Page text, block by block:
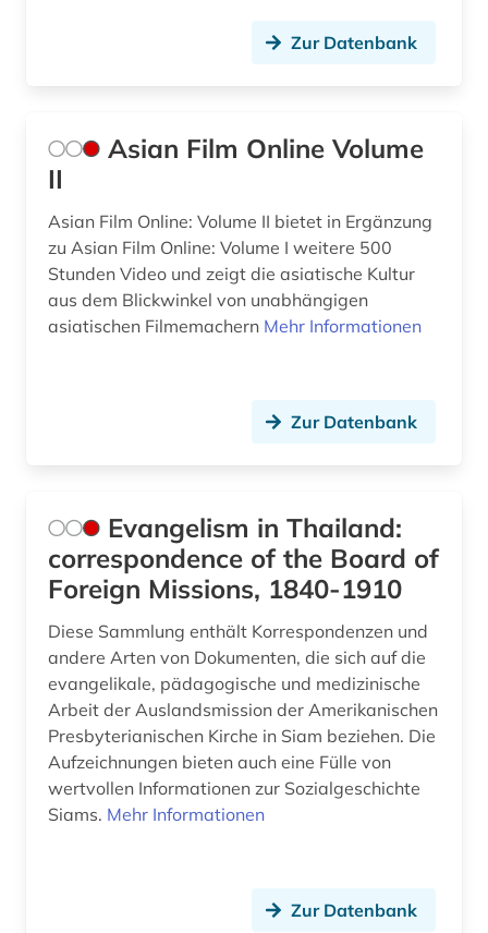
Zur Datenbank
Asian Film Online Volume
II
Asian Film Online: Volume II bietet in Ergänzung
zu Asian Film Online: Volume I weitere 500
Stunden Video und zeigt die asiatische Kultur
aus dem Blickwinkel von unabhängigen
asiatischen Filmemachern Mehr Informationen
Zur Datenbank
Evangelism in Thailand:
correspondence of the Board of
Foreign Missions, 1840-1910
Diese Sammlung enthält Korrespondenzen und
andere Arten von Dokumenten, die sich auf die
evangelikale, pädagogische und medizinische
Arbeit der Auslandsmission der Amerikanischen
Presbyterianischen Kirche in Siam beziehen. Die
Aufzeichnungen bieten auch eine Fülle von
wertvollen Informationen zur Sozialgeschichte
Siams. Mehr Informationen
Zur Datenbank